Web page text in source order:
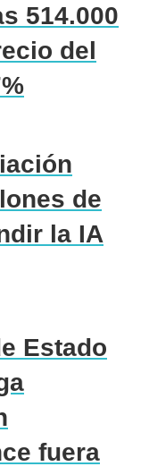
514.000
del
de
la IA
Estado
fuera